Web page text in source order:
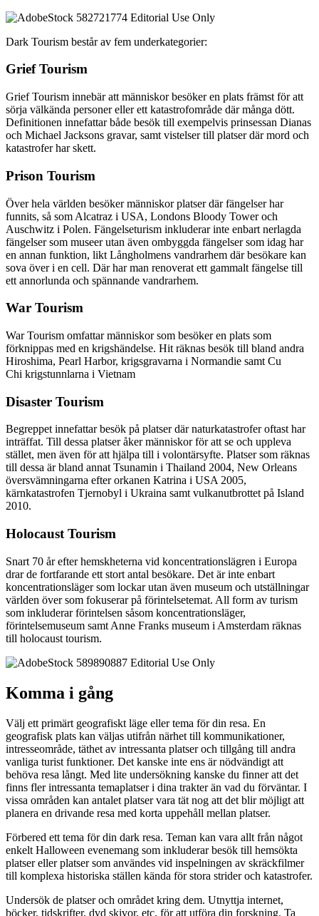
Dark Tourism består av fem underkategorier:
Grief Tourism
Grief Tourism innebär att människor besöker en plats främst för att
sörja välkända personer eller ett katastrofområde där många dött.
Definitionen innefattar både besök till exempelvis prinsessan Dianas
och Michael Jacksons gravar, samt vistelser till platser där mord och
katastrofer har skett.
Prison Tourism
Över hela världen besöker människor platser där fängelser har
funnits, så som Alcatraz i USA, Londons Bloody Tower och
Auschwitz i Polen. Fängelseturism inkluderar inte enbart nerlagda
fängelser som museer utan även ombyggda fängelser som idag har
en annan funktion, likt Långholmens vandrarhem där besökare kan
sova över i en cell. Där har man renoverat ett gammalt fängelse till
ett annorlunda och spännande vandrarhem.
War Tourism
War Tourism omfattar människor som besöker en plats som
förknippas med en krigshändelse. Hit räknas besök till bland andra
Hiroshima, Pearl Harbor, krigsgravarna i Normandie samt Cu
Chi krigstunnlarna i Vietnam
Disaster Tourism
Begreppet innefattar besök på platser där naturkatastrofer oftast har
inträffat. Till dessa platser åker människor för att se och uppleva
stället, men även för att hjälpa till i volontärsyfte. Platser som räknas
till dessa är bland annat Tsunamin i Thailand 2004, New Orleans
översvämningarna efter orkanen Katrina i USA 2005,
kärnkatastrofen Tjernobyl i Ukraina samt vulkanutbrottet på Island
2010.
Holocaust Tourism
Snart 70 år efter hemskheterna vid koncentrationslägren i Europa
drar de fortfarande ett stort antal besökare. Det är inte enbart
koncentrationsläger som lockar utan även museum och utställningar
världen över som fokuserar på förintelsetemat. All form av turism
som inkluderar förintelsen såsom koncentrationsläger,
förintelsemuseum samt Anne Franks museum i Amsterdam räknas
till holocaust tourism.
Komma i gång
Välj ett primärt geografiskt läge eller tema för din resa. En
geografisk plats kan väljas utifrån närhet till kommunikationer,
intresseområde, täthet av intressanta platser och tillgång till andra
vanliga turist funktioner. Det kanske inte ens är nödvändigt att
behöva resa långt. Med lite undersökning kanske du finner att det
finns fler intressanta temaplatser i dina trakter än vad du förväntar. I
vissa områden kan antalet platser vara tät nog att det blir möjligt att
planera en drivande resa med korta uppehåll mellan platser.
Förbered ett tema för din dark resa. Teman kan vara allt från något
enkelt Halloween evenemang som inkluderar besök till hemsökta
platser eller platser som användes vid inspelningen av skräckfilmer
till komplexa historiska ställen kända för stora strider och katastrofer.
Undersök de platser och området kring dem. Utnyttja internet,
böcker, tidskrifter, dvd skivor, etc. för att utföra din forskning. Ta